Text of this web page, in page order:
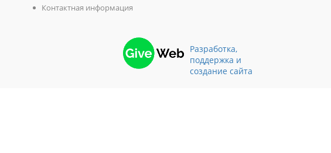
Контактная информация
Разработка,
поддержка и
создание сайта